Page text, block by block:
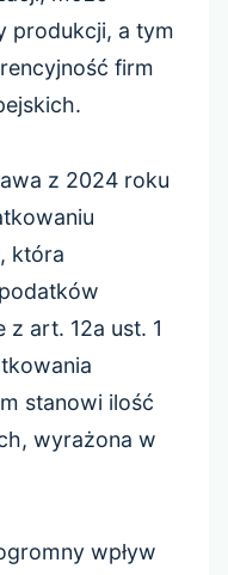
produkcji, a tym
firm
z 2024 roku
która
art. 12a ust. 1
stanowi ilość
wyrażona w
wpływ